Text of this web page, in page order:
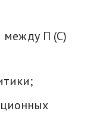
между П (С)